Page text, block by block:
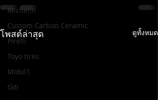
Michelin
Custom Carbon Ceramic
Pirelli
Toyo tires
Mobil1
Giti
โพสต์ล่าสุด ดูทั้งหมด